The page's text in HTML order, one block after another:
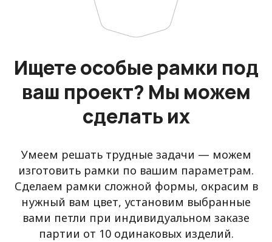
Ищете особые рамки под
ваш проект? Мы можем
сделать их
Умеем решать трудные задачи — можем
изготовить рамки по вашим параметрам.
Сделаем рамки сложной формы, окрасим в
нужный вам цвет, установим выбранные
вами петли при индивидуальном заказе
партии от 10 одинаковых изделий.